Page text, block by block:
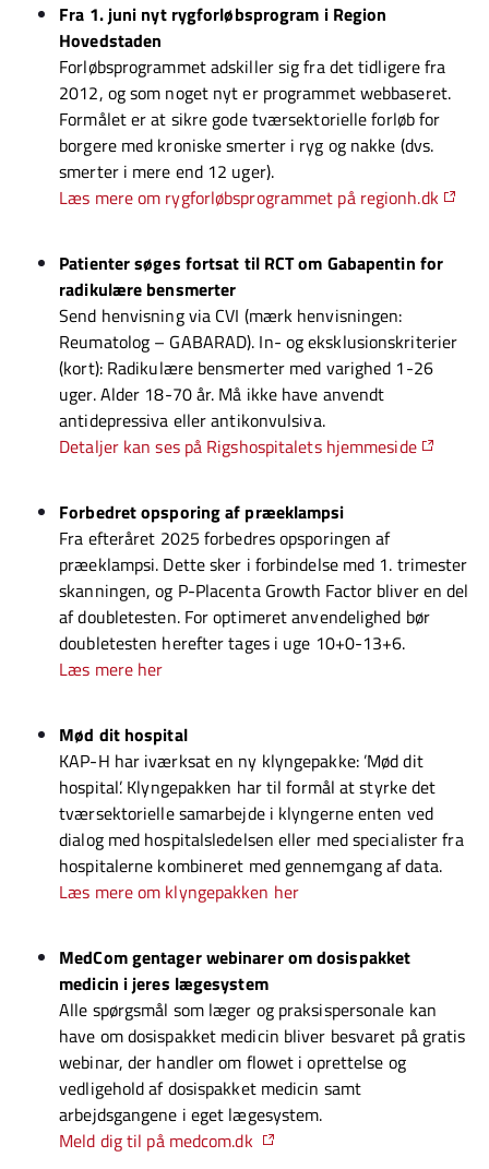
Fra 1. juni nyt rygforløbsprogram i Region
Hovedstaden
Forløbsprogrammet adskiller sig fra det tidligere fra
2012, og som noget nyt er programmet webbaseret.
Formålet er at sikre gode tværsektorielle forløb for
borgere med kroniske smerter i ryg og nakke (dvs.
smerter i mere end 12 uger).
Læs mere om rygforløbsprogrammet på regionh.dk
Patienter søges fortsat til RCT om Gabapentin for
radikulære bensmerter
Send henvisning via CVI (mærk henvisningen:
Reumatolog – GABARAD). In- og eksklusionskriterier
(kort): Radikulære bensmerter med varighed 1-26
uger. Alder 18-70 år. Må ikke have anvendt
antidepressiva eller antikonvulsiva.
Detaljer kan ses på Rigshospitalets hjemmeside
Forbedret opsporing af præeklampsi
Fra efteråret 2025 forbedres opsporingen af
præeklampsi. Dette sker i forbindelse med 1. trimester
skanningen, og P-Placenta Growth Factor bliver en del
af doubletesten. For optimeret anvendelighed bør
doubletesten herefter tages i uge 10+0-13+6.
Læs mere her
Mød dit hospital
KAP-H har iværksat en ny klyngepakke: ’Mød dit
hospital’. Klyngepakken har til formål at styrke det
tværsektorielle samarbejde i klyngerne enten ved
dialog med hospitalsledelsen eller med specialister fra
hospitalerne kombineret med gennemgang af data.
Læs mere om klyngepakken her
MedCom gentager webinarer om dosispakket
medicin i jeres lægesystem
Alle spørgsmål som læger og praksispersonale kan
have om dosispakket medicin bliver besvaret på gratis
webinar, der handler om flowet i oprettelse og
vedligehold af dosispakket medicin samt
arbejdsgangene i eget lægesystem.
Meld dig til på medcom.dk